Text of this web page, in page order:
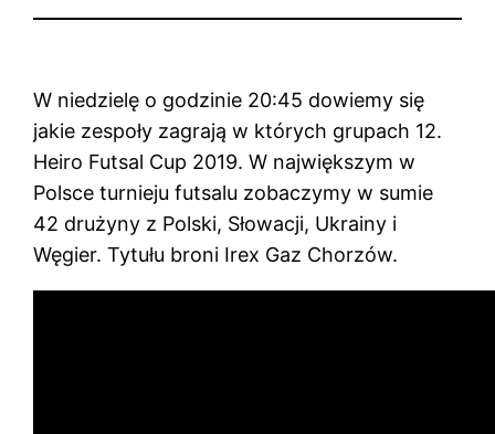
W niedzielę o godzinie 20:45 dowiemy się
jakie zespoły zagrają w których grupach 12.
Heiro Futsal Cup 2019. W największym w
Polsce turnieju futsalu zobaczymy w sumie
42 drużyny z Polski, Słowacji, Ukrainy i
Węgier. Tytułu broni Irex Gaz Chorzów.